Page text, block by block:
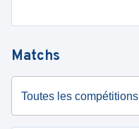
Matchs
Toutes les compétitions